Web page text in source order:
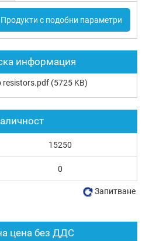
Продукти с подобни параметри
информация
resistors.pdf (5725 KB)
цена без ДДС
15250
0
Запитване